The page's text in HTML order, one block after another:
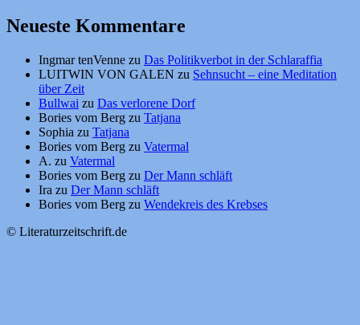
Neueste Kommentare
Ingmar tenVenne zu Das Politikverbot in der Schlaraffia
LUITWIN VON GALEN zu Sehnsucht – eine Meditation
über Zeit
Bullwai zu Das verlorene Dorf
Bories vom Berg zu Tatjana
Sophia zu Tatjana
Bories vom Berg zu Vatermal
A. zu Vatermal
Bories vom Berg zu Der Mann schläft
Ira zu Der Mann schläft
Bories vom Berg zu Wendekreis des Krebses
© Literaturzeitschrift.de